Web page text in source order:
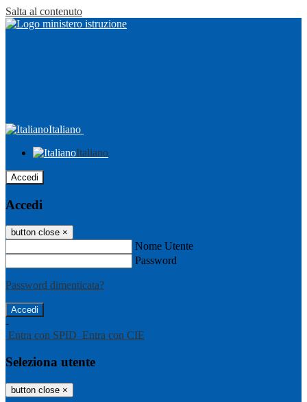
Salta al contenuto
Italiano
Italiano
Accedi
Accedi
button close ×
Nome Utente
Password
Password dimenticata?
-
Entra con SPID Entra con CIE
Seleziona utente
button close ×